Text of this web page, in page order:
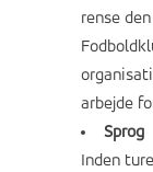
rense
arbejde
Sprog
Inden